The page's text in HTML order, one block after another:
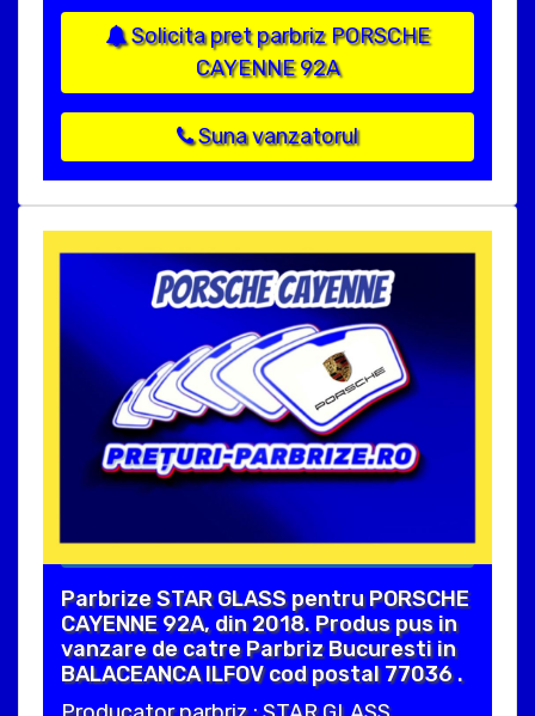
Solicita pret parbriz PORSCHE
CAYENNE 92A
Suna vanzatorul
Parbrize STAR GLASS pentru PORSCHE
CAYENNE 92A, din 2018. Produs pus in
vanzare de catre Parbriz Bucuresti in
BALACEANCA ILFOV cod postal 77036 .